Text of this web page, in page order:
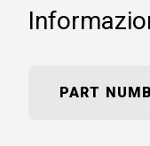
PART